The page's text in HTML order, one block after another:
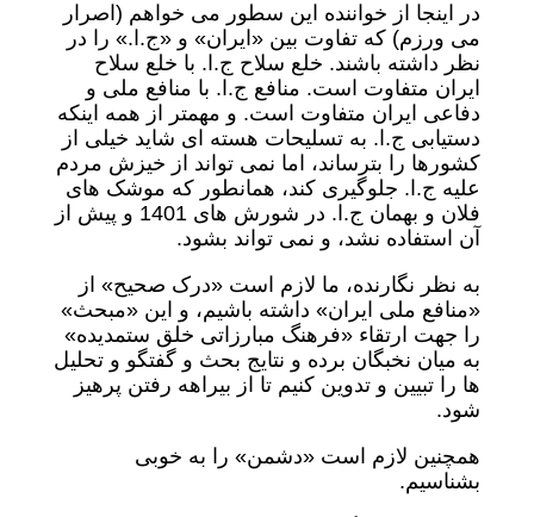
در اینجا از خواننده این سطور می خواهم (اصرار
می ورزم) که تفاوت بین «ایران» و «ج.ا.» را در
نظر داشته باشند. خلع سلاح ج.ا. با خلع سلاح
ایران متفاوت است. منافع ج.ا. با منافع ملی و
دفاعی ایران متفاوت است. و مهمتر از همه اینکه
دستیابی ج.ا. به تسلیحات هسته ای شاید خیلی از
کشورها را بترساند، اما نمی تواند از خیزش مردم
علیه ج.ا. جلوگیری کند، همانطور که موشک های
فلان و بهمان ج.ا. در شورش های 1401 و پیش از
آن استفاده نشد، و نمی تواند بشود.
به نظر نگارنده، ما لازم است «درک صحیح» از
«منافع ملی ایران» داشته باشیم، و این «مبحث»
را جهت ارتقاء «فرهنگ مبارزاتی خلق ستمدیده»
به میان نخبگان برده و نتایج بحث و گفتگو و تحلیل
ها را تبیین و تدوین کنیم تا از بیراهه رفتن پرهیز
شود.
همچنین لازم است «دشمن» را به خوبی
بشناسیم.